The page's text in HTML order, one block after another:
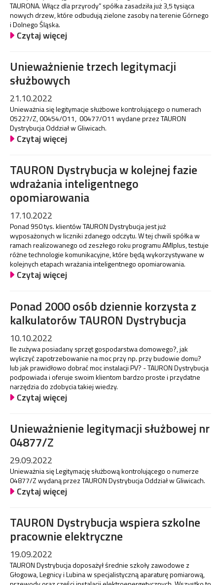
TAURONA. Włącz dla przyrody” spółka zasadziła już 3,5 tysiąca
nowych drzew, które odbudują zielone zasoby na terenie Górnego
i Dolnego Śląska.
Czytaj więcej
Unieważnienie trzech legitymacji
służbowych
21.10.2022
Unieważnia się legitymacje służbowe kontrolującego o numerach
05227/Z, 00454/O11, 00477/O11 wydane przez TAURON
Dystrybucja Oddział w Gliwicach.
Czytaj więcej
TAURON Dystrybucja w kolejnej fazie
wdrażania inteligentnego
opomiarowania
17.10.2022
Ponad 950 tys. klientów TAURON Dystrybucja jest już
wyposażonych w liczniki zdanego odczytu. W tej chwili spółka w
ramach realizowanego od zeszłego roku programu AMIplus, testuje
różne technologie komunikacyjne, które będą wykorzystywane w
kolejnych etapach wrażania inteligentnego opomiarowania.
Czytaj więcej
Ponad 2000 osób dziennie korzysta z
kalkulatorów TAURON Dystrybucja
10.10.2022
Ile zużywa posiadany sprzęt gospodarstwa domowego?, jak
wyliczyć zapotrzebowanie na moc przy np. przy budowie domu?
lub jak prawidłowo dobrać moc instalacji PV? - TAURON Dystrybucja
podpowiada i oferuje swoim klientom bardzo proste i przydatne
narzędzia do zdobycia takiej wiedzy.
Czytaj więcej
Unieważnienie legitymacji służbowej nr
04877/Z
29.09.2022
Unieważnia się Legitymację służbową kontrolującego o numerze
04877/Z wydaną przez TAURON Dystrybucja Oddział w Gliwicach.
Czytaj więcej
TAURON Dystrybucja wspiera szkolne
pracownie elektryczne
19.09.2022
TAURON Dystrybucja doposażył średnie szkoły zawodowe z
Głogowa, Legnicy i Lubina w specjalistyczną aparaturę pomiarową,